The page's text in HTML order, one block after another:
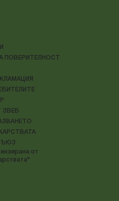
ПОВЕРИТЕЛНОСТ
ЗВЕБ
от